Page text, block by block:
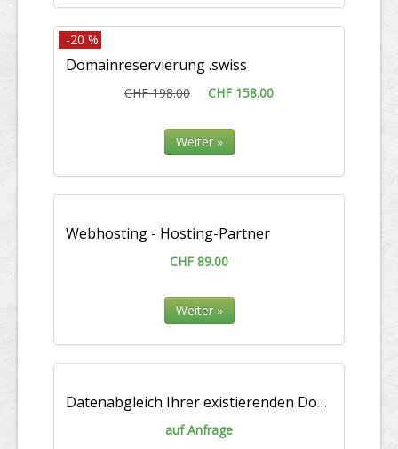
-20 %
Domainreservierung .swiss
CHF 198.00 CHF 158.00
Weiter »
Webhosting - Hosting-Partner
CHF 89.00
Weiter »
Datenabgleich Ihrer existierenden Domainliste
auf Anfrage